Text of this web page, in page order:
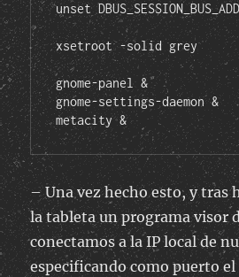
unset
xsetroot -solid grey
gnome-panel &
gnome-settings-daemon &
metacity &
– Una vez hecho esto, y tras
la tableta un programa visor
conectamos a la IP local de
especificando como puerto el